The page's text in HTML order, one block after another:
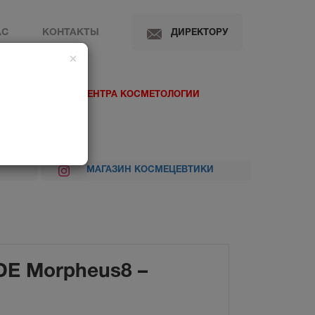
КОНТАКТЫ ДИРЕКТОРУ
ЦЕНТРА КОСМЕТОЛОГИИ
МАГАЗИН КОСМЕЦЕВТИКИ
Morpheus8 –
×